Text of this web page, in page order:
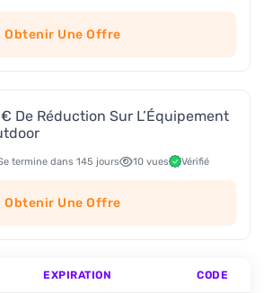
Obtenir Une Offre
De Réduction Sur L’Équipement
termine dans 145 jours 10 vues Vérifié
Obtenir Une Offre
EXPIRATION CODE